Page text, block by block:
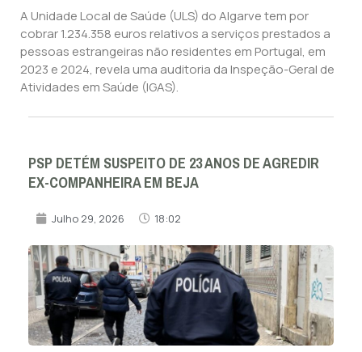
A Unidade Local de Saúde (ULS) do Algarve tem por
cobrar 1.234.358 euros relativos a serviços prestados a
pessoas estrangeiras não residentes em Portugal, em
2023 e 2024, revela uma auditoria da Inspeção-Geral de
Atividades em Saúde (IGAS).
PSP DETÉM SUSPEITO DE 23 ANOS DE AGREDIR
EX-COMPANHEIRA EM BEJA
Julho 29, 2026 18:02